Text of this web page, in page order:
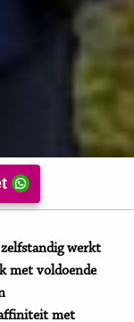
werkt
met voldoende
met